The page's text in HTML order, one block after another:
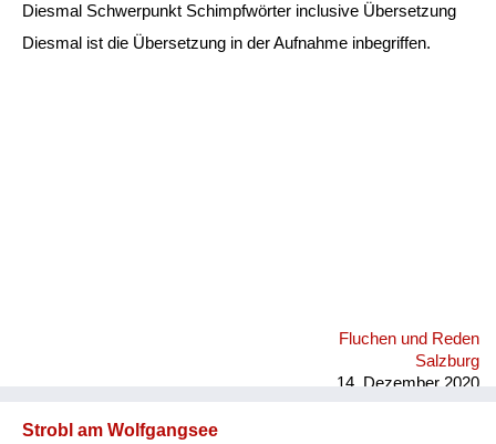
Diesmal Schwerpunkt Schimpfwörter inclusive Übersetzung
Diesmal ist die Übersetzung in der Aufnahme inbegriffen.
Fluchen und Reden
Salzburg
14. Dezember 2020
Strobl am Wolfgangsee